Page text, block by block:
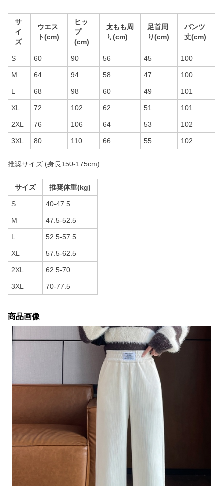
サ
イ
ズ
ウエス
ト(cm)
ヒッ
プ
(cm)
太もも周
り(cm)
足首周
り(cm)
パンツ
丈(cm)
S 60 90 56 45 100
M 64 94 58 47 100
L 68 98 60 49 101
XL 72 102 62 51 101
2XL 76 106 64 53 102
3XL 80 110 66 55 102
推奨サイズ (身長150-175cm):
サイズ 推奨体重(kg)
S 40-47.5
M 47.5-52.5
L 52.5-57.5
XL 57.5-62.5
2XL 62.5-70
3XL 70-77.5
商品画像